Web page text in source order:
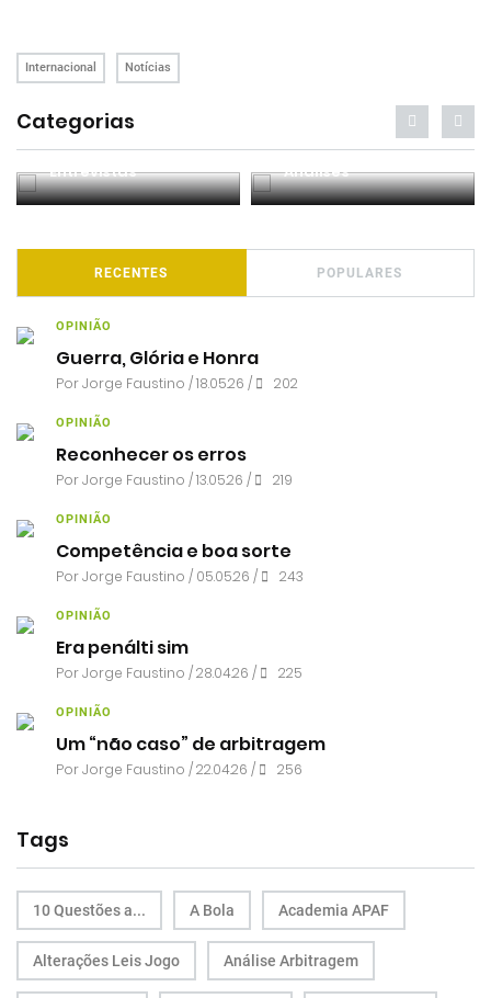
Internacional Notícias
Categorias
Entrevistas Análises
RECENTES POPULARES
OPINIÃO
Guerra, Glória e Honra
PorJorge Faustino / 18.05.26 / 202
OPINIÃO
Reconhecer os erros
PorJorge Faustino / 13.05.26 / 219
OPINIÃO
Competência e boa sorte
PorJorge Faustino / 05.05.26 / 243
OPINIÃO
Era penálti sim
PorJorge Faustino / 28.04.26 / 225
OPINIÃO
Um “não caso” de arbitragem
PorJorge Faustino / 22.04.26 / 256
Tags
10 Questões a... A Bola Academia APAF
Alterações Leis Jogo Análise Arbitragem